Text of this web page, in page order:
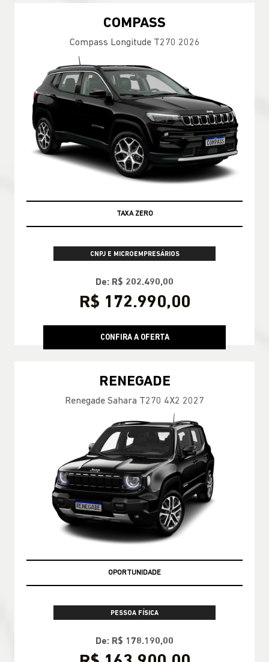
COMPASS
Compass Longitude T270 2026
TAXA ZERO
CNPJ E MICROEMPRESÁRIOS
De: R$ 202.490,00
R$ 172.990,00
CONFIRA A OFERTA
RENEGADE
Renegade Sahara T270 4X2 2027
OPORTUNIDADE
PESSOA FÍSICA
De: R$ 178.190,00